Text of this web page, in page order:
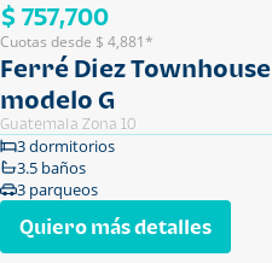
$ 757,700
Cuotas desde $ 4,881*
Ferré Diez Townhouse
modelo G
Guatemala Zona 10
3 dormitorios
3.5 baños
3 parqueos
Quiero más detalles